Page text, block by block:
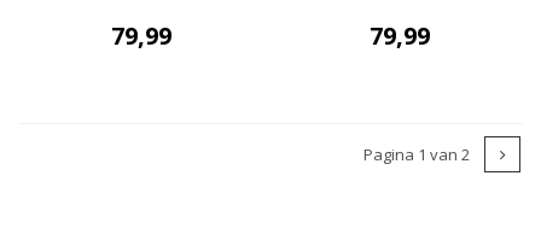
79,99 79,99
Pagina 1 van 2